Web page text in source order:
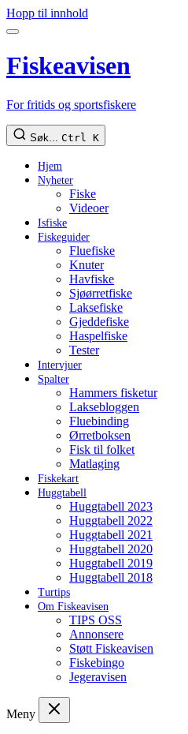
Hopp til innhold
Fiskeavisen
For fritids og sportsfiskere
Søk... Ctrl K
Hjem
Nyheter
Fiske
Videoer
Isfiske
Fiskeguider
Fluefiske
Knuter
Havfiske
Sjøørretfiske
Laksefiske
Gjeddefiske
Haspelfiske
Tester
Intervjuer
Spalter
Hammers fisketur
Laksebloggen
Fluebinding
Ørretboksen
Fisk til folket
Matlaging
Fiskekart
Huggtabell
Huggtabell 2023
Huggtabell 2022
Huggtabell 2021
Huggtabell 2020
Huggtabell 2019
Huggtabell 2018
Turtips
Om Fiskeavisen
TIPS OSS
Annonsere
Støtt Fiskeavisen
Fiskebingo
Jegeravisen
Meny